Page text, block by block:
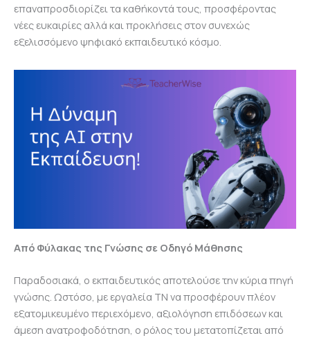
επαναπροσδιορίζει τα καθήκοντά τους, προσφέροντας
νέες ευκαιρίες αλλά και προκλήσεις στον συνεχώς
εξελισσόμενο ψηφιακό εκπαιδευτικό κόσμο.
Από Φύλακας της Γνώσης σε Οδηγό Μάθησης
Παραδοσιακά, ο εκπαιδευτικός αποτελούσε την κύρια πηγή
γνώσης. Ωστόσο, με εργαλεία ΤΝ να προσφέρουν πλέον
εξατομικευμένο περιεχόμενο, αξιολόγηση επιδόσεων και
άμεση ανατροφοδότηση, ο ρόλος του μετατοπίζεται από